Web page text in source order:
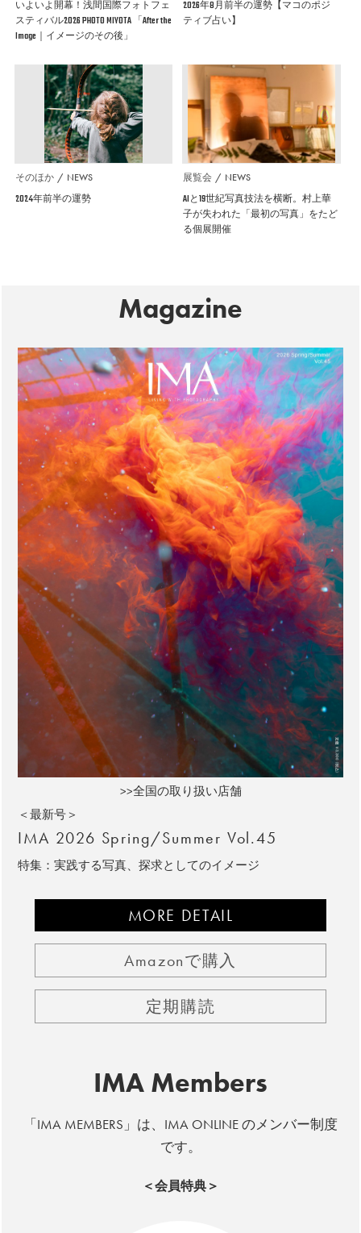
いよいよ開幕！浅間国際フォトフェ
スティバル2026 PHOTO MIYOTA 「After the
Image｜イメージのその後」
2026年8月前半の運勢【マコのポジ
ティブ占い】
そのほか NEWS
2024年前半の運勢
展覧会 NEWS
AIと19世紀写真技法を横断。村上華
子が失われた「最初の写真」をたど
る個展開催
Magazine
>>全国の取り扱い店舗
＜最新号＞
IMA 2026 Spring/Summer Vol.45
特集：実践する写真、探求としてのイメージ
MORE DETAIL
Amazonで購入
定期購読
IMA Members
「IMA MEMBERS」は、IMA ONLINE のメンバー制度
です。
＜会員特典＞